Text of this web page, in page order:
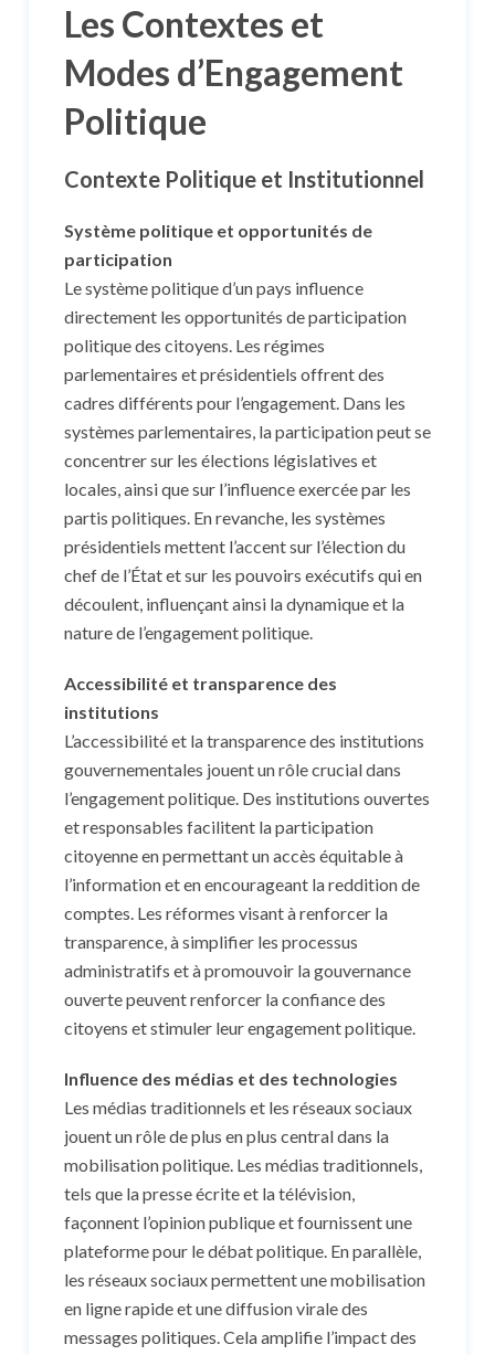
Les Contextes et
Modes d’Engagement
Politique
Contexte Politique et Institutionnel
Système politique et opportunités de
participation
Le système politique d’un pays influence
directement les opportunités de participation
politique des citoyens. Les régimes
parlementaires et présidentiels offrent des
cadres différents pour l’engagement. Dans les
systèmes parlementaires, la participation peut se
concentrer sur les élections législatives et
locales, ainsi que sur l’influence exercée par les
partis politiques. En revanche, les systèmes
présidentiels mettent l’accent sur l’élection du
chef de l’État et sur les pouvoirs exécutifs qui en
découlent, influençant ainsi la dynamique et la
nature de l’engagement politique.
Accessibilité et transparence des
institutions
L’accessibilité et la transparence des institutions
gouvernementales jouent un rôle crucial dans
l’engagement politique. Des institutions ouvertes
et responsables facilitent la participation
citoyenne en permettant un accès équitable à
l’information et en encourageant la reddition de
comptes. Les réformes visant à renforcer la
transparence, à simplifier les processus
administratifs et à promouvoir la gouvernance
ouverte peuvent renforcer la confiance des
citoyens et stimuler leur engagement politique.
Influence des médias et des technologies
Les médias traditionnels et les réseaux sociaux
jouent un rôle de plus en plus central dans la
mobilisation politique. Les médias traditionnels,
tels que la presse écrite et la télévision,
façonnent l’opinion publique et fournissent une
plateforme pour le débat politique. En parallèle,
les réseaux sociaux permettent une mobilisation
en ligne rapide et une diffusion virale des
messages politiques. Cela amplifie l’impact des